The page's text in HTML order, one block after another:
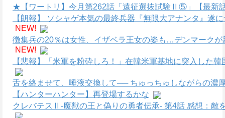
★【ワートリ】今月第262話「遠征選抜試験Ⅱ⑤」【最新
【朗報】 ソシャゲ本気の最終兵器『無限大アナンタ』遂
NEW!
徴集兵の20％は女性、イザベラ王女の姿も…デンマークが
NEW!
【悲報】「米軍を粉砕しろ！」在韓米軍基地に突入した
舌を絡ませて、唾液交換して── ちゅっちゅしながらの濃
【ハンターハンター】再登場するかな
クレバテスⅡ-魔獣の王と偽りの勇者伝承- 第4話 感想：敵